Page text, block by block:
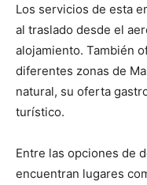
Los servicios de esta
al traslado desde el
alojamiento. También
diferentes zonas de
natural, su oferta
turístico.
Entre las opciones de
encuentran lugares